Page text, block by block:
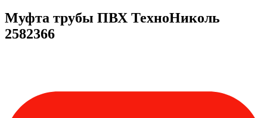
Муфта трубы ПВХ ТехноНиколь
2582366